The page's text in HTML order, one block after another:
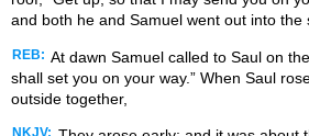
and both he and Samuel went out into the
REB: At dawn Samuel called to Saul on
shall set you on your way.” When Saul
outside together,
NKJV: